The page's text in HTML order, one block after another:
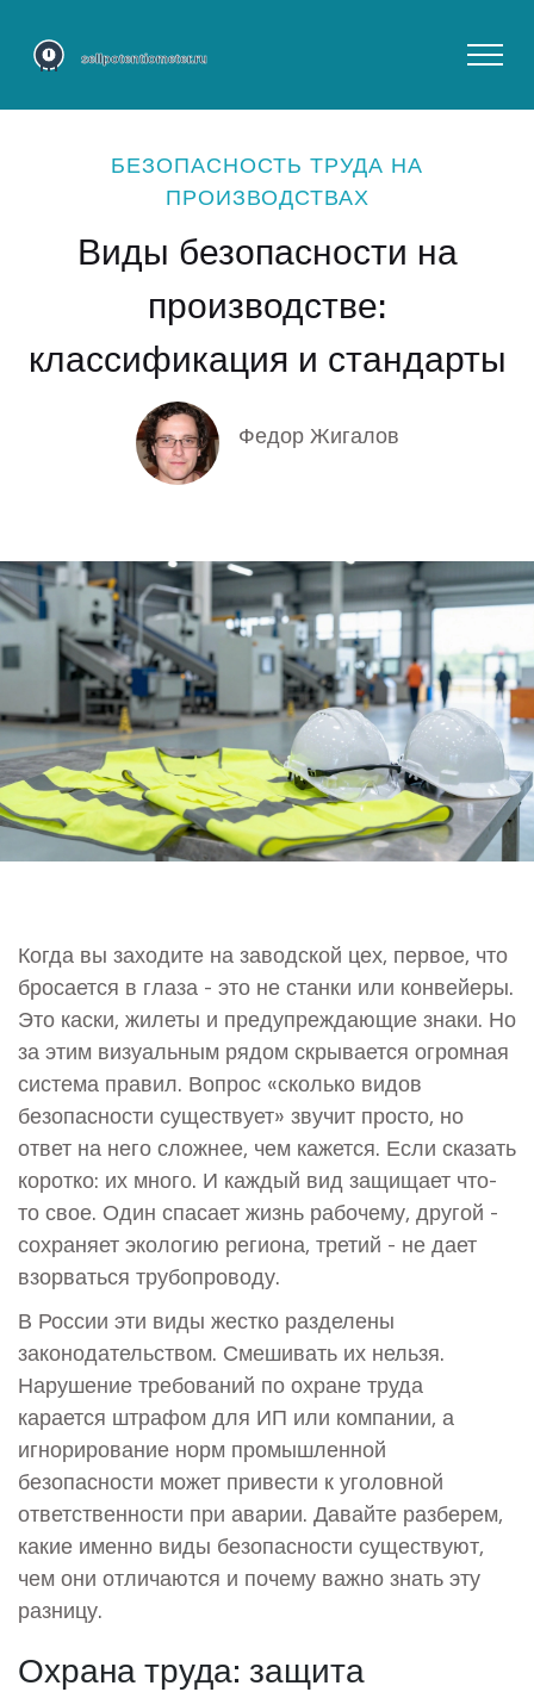
БЕЗОПАСНОСТЬ ТРУДА НА
ПРОИЗВОДСТВАХ
Виды безопасности на
производстве:
классификация и стандарты
Федор Жигалов
Когда вы заходите на заводской цех, первое, что
бросается в глаза - это не станки или конвейеры.
Это каски, жилеты и предупреждающие знаки. Но
за этим визуальным рядом скрывается огромная
система правил. Вопрос «сколько видов
безопасности существует» звучит просто, но
ответ на него сложнее, чем кажется. Если сказать
коротко: их много. И каждый вид защищает что-
то свое. Один спасает жизнь рабочему, другой -
сохраняет экологию региона, третий - не дает
взорваться трубопроводу.
В России эти виды жестко разделены
законодательством. Смешивать их нельзя.
Нарушение требований по охране труда
карается штрафом для ИП или компании, а
игнорирование норм промышленной
безопасности может привести к уголовной
ответственности при аварии. Давайте разберем,
какие именно виды безопасности существуют,
чем они отличаются и почему важно знать эту
разницу.
Охрана труда: защита